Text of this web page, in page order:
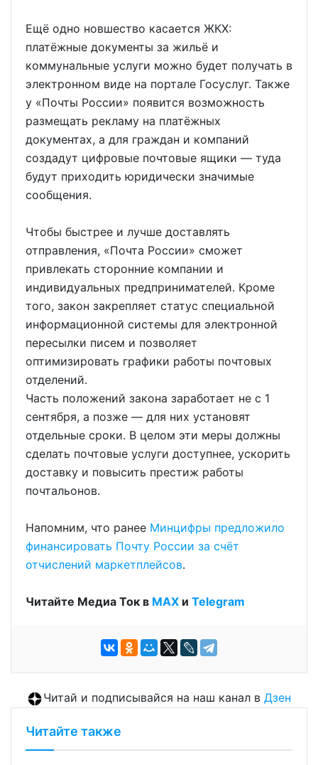
Ещё одно новшество касается ЖКХ:
платёжные документы за жильё и
коммунальные услуги можно будет получать в
электронном виде на портале Госуслуг. Также
у «Почты России» появится возможность
размещать рекламу на платёжных
документах, а для граждан и компаний
создадут цифровые почтовые ящики — туда
будут приходить юридически значимые
сообщения.
Чтобы быстрее и лучше доставлять
отправления, «Почта России» сможет
привлекать сторонние компании и
индивидуальных предпринимателей. Кроме
того, закон закрепляет статус специальной
информационной системы для электронной
пересылки писем и позволяет
оптимизировать графики работы почтовых
отделений.
Часть положений закона заработает не с 1
сентября, а позже — для них установят
отдельные сроки. В целом эти меры должны
сделать почтовые услуги доступнее, ускорить
доставку и повысить престиж работы
почтальонов.
Напомним, что ранее Минцифры предложило
финансировать Почту России за счёт
отчислений маркетплейсов.
Читайте Медиа Ток в МАХ и Telegram
Читай и подписывайся на наш канал в Дзен
Читайте также